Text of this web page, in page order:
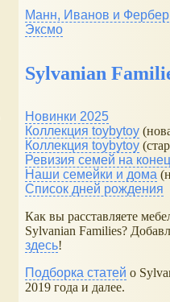
Манн, Иванов и Фербер
Эксмо
Sylvanian
Новинки 2025
Коллекция toybytoy
Коллекция toybytoy
Ревизия семей на
Наши семейки и дома
Список дней рождения
Как вы расставляете
Sylvanian Families?
здесь!
Подборка статей о
2019 года и далее.